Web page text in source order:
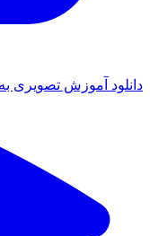
دانلود آموزش تصویری